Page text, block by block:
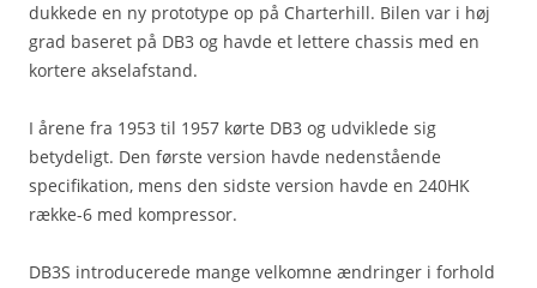
dukkede en ny prototype op på Charterhill. Bilen var i høj
grad baseret på DB3 og havde et lettere chassis med en
kortere akselafstand.
I årene fra 1953 til 1957 kørte DB3 og udviklede sig
betydeligt. Den første version havde nedenstående
specifikation, mens den sidste version havde en 240HK
række-6 med kompressor.
DB3S introducerede mange velkomne ændringer i forhold